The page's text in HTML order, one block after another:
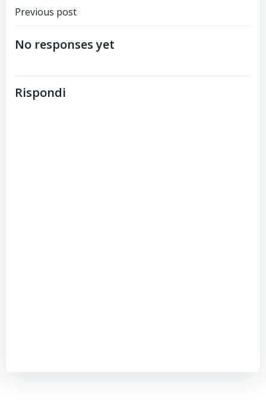
Post
navigation
Previous post
No responses yet
Rispondi